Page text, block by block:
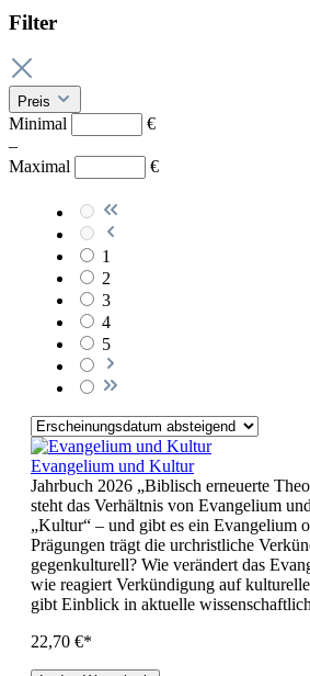
Filter
Preis
Minimal
€
–
Maximal
€
1
2
3
4
5
Evangelium und Kultur
Jahrbuch 2026 „Biblisch erneuerte
steht das Verhältnis von Evangelium
„Kultur“ – und gibt es ein Evangelium
Prägungen trägt die urchristliche
gegenkulturell? Wie verändert das
wie reagiert Verkündigung auf
gibt Einblick in aktuelle
22,70 €*